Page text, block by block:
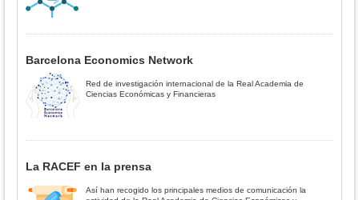
Barcelona Economics Network
Red de investigación internacional de la Real Academia de
Ciencias Económicas y Financieras
La RACEF en la prensa
Así han recogido los principales medios de comunicación la